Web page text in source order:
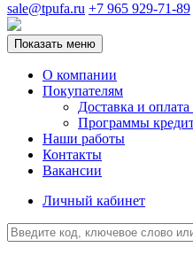
sale@tpufa.ru +7 965 929-71-89
Показать меню
О компании
Покупателям
Доставка и оплата
Программы
Наши работы
Контакты
Вакансии
Личный кабинет